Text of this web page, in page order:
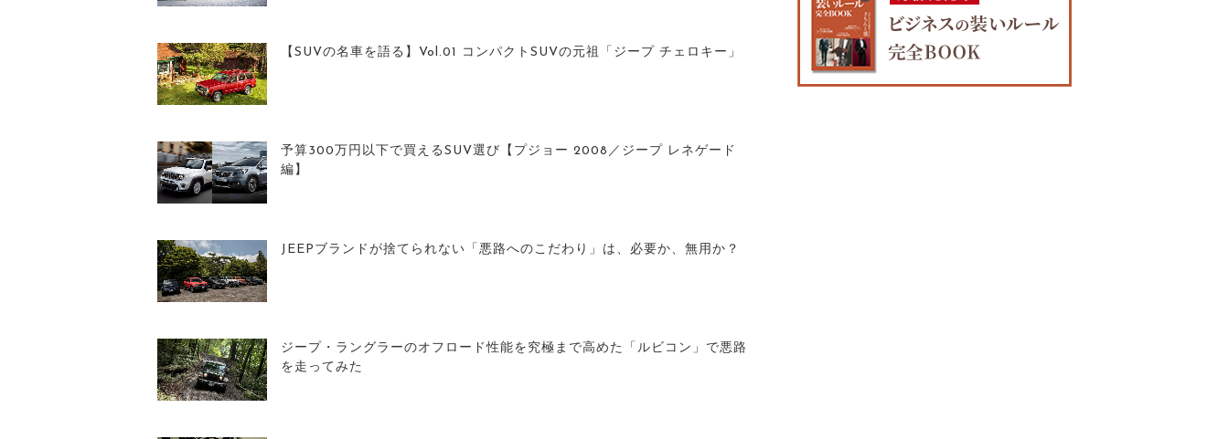
【SUVの名車を語る】Vol.01 コンパクトSUVの元祖「ジープ チェロキー」
予算300万円以下で買えるSUV選び【プジョー 2008／ジープ レネゲード
編】
JEEPブランドが捨てられない「悪路へのこだわり」は、必要か、無用か？
ジープ・ラングラーのオフロード性能を究極まで高めた「ルビコン」で悪路
を走ってみた